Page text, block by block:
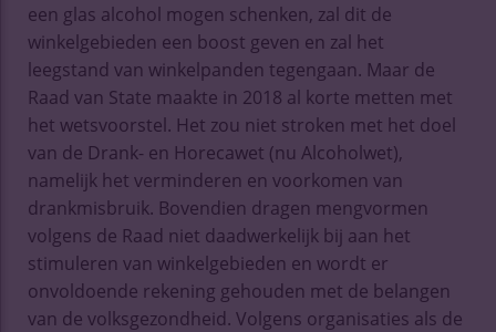
een glas alcohol mogen schenken, zal dit de
winkelgebieden een boost geven en zal het
leegstand van winkelpanden tegengaan. Maar de
Raad van State maakte in 2018 al korte metten met
het wetsvoorstel. Het zou niet stroken met het doel
van de Drank- en Horecawet (nu Alcoholwet),
namelijk het verminderen en voorkomen van
drankmisbruik. Bovendien dragen mengvormen
volgens de Raad niet daadwerkelijk bij aan het
stimuleren van winkelgebieden en wordt er
onvoldoende rekening gehouden met de belangen
van de volksgezondheid. Volgens organisaties als de